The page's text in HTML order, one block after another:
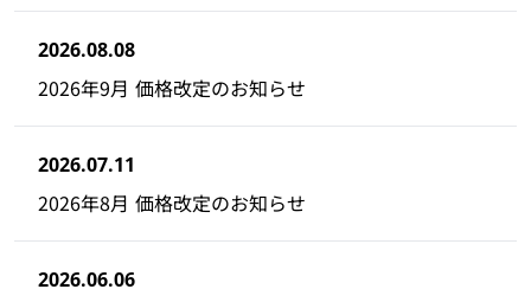
2026.08.08
2026年9月 価格改定のお知らせ
2026.07.11
2026年8月 価格改定のお知らせ
2026.06.06